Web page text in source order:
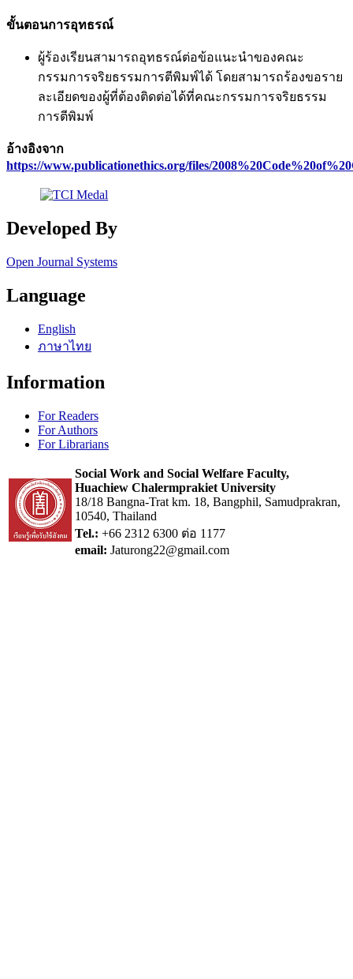
ขั้นตอนการอุทธรณ์
ผู้ร้องเรียนสามารถอุทธรณ์ต่อข้อแนะนำของคณะ
กรรมการจริยธรรมการตีพิมพ์ได้ โดยสามารถร้องขอราย
ละเอียดของผู้ที่ต้องติดต่อได้ที่คณะกรรมการจริยธรรม
การตีพิมพ์
อ้างอิงจาก
https://www.publicationethics.org/files/
Developed By
Open Journal Systems
Language
English
ภาษาไทย
Information
For Readers
For Authors
For Librarians
Social Work and Social Welfare Faculty,
Huachiew Chalermprakiet University
18/18 Bangna-Trat km. 18, Bangphil, Samudprakran,
10540, Thailand
Tel.: +66 2312 6300 ต่อ 1177
email: Jaturong22@gmail.com